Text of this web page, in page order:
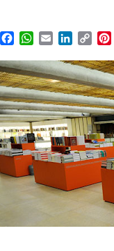
Facebook
WhatsApp
EmailLinkedIn
Copy